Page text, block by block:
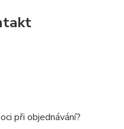
při objednávání?